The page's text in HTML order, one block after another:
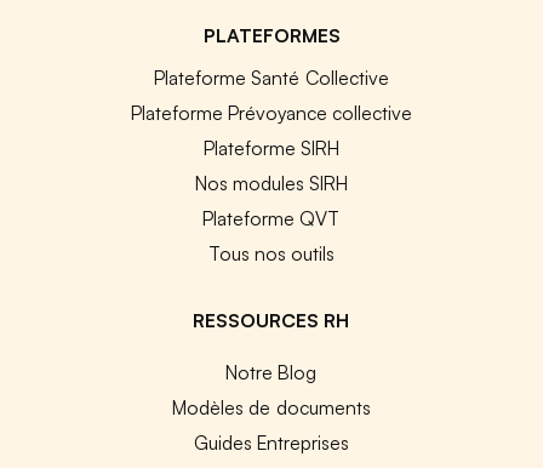
PLATEFORMES
Plateforme Santé Collective
Plateforme Prévoyance collective
Plateforme SIRH
Nos modules SIRH
Plateforme QVT
Tous nos outils
RESSOURCES RH
Notre Blog
Modèles de documents
Guides Entreprises